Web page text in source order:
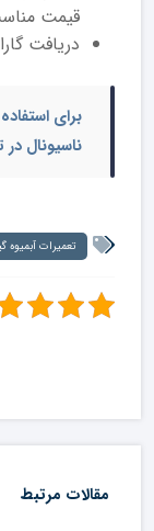
قیمت
دریافت
برای
ناسیونال
تعمیرات آبمیوه
مقالات مرتبط